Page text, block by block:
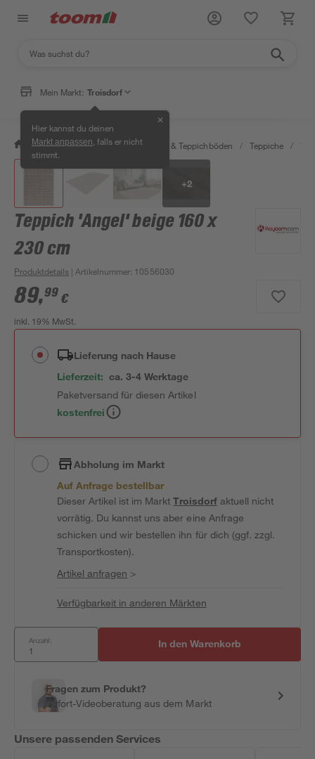
Mein Markt: Troisdorf
Hier kannst du deinen
Markt anpassen , falls er nicht
stimmt.
✕
/ Wohnen & Haushalt / Teppiche & Teppichböden / Teppiche /
+2
Teppich 'Angel' beige 160 x
230 cm
Produktdetails | Artikelnummer: 10556030
89,99 €
inkl. 19% MwSt.
Lieferung nach Hause
Lieferzeit: ca. 3-4 Werktage
Paketversand für diesen Artikel
kostenfrei
Abholung im Markt
Auf Anfrage bestellbar
Dieser Artikel ist im MarktTroisdorfaktuell nicht
vorrätig. Du kannst uns aber eine Anfrage
schicken und wir bestellen ihn für dich (ggf. zzgl.
Transportkosten).
Artikel anfragen >
Verfügbarkeit in anderen Märkten
Anzahl: In den Warenkorb
Fragen zum Produkt?
Sofort-Videoberatung aus dem Markt
Unsere passenden Services